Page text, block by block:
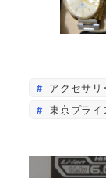
アクセサリ
東京プライ